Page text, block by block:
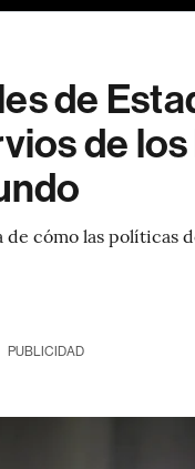
de
de
cómo las políticas
PUBLICIDAD